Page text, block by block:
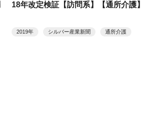
18年改定検証【訪問系】【通所介護】
2019年 シルバー産業新聞 通所介護